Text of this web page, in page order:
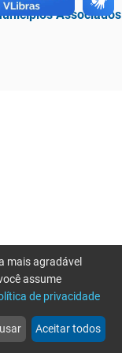
Associados
web more_horiz
Mais
mais agradável
assume
de privacidade
Aceitar todos